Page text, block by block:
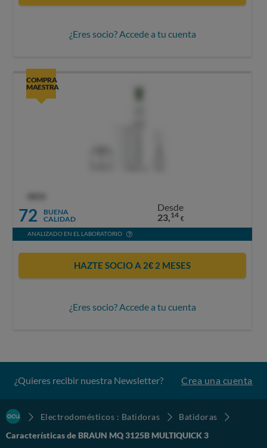
¿Eres socio? Accede a tu cuenta
COMPRA
MAESTRA
72
BUENA
CALIDAD
Desde
23,14 €
ANALIZADO EN EL LABORATORIO
HAZTE SOCIO A 2€ 2 MESES
¿Eres socio? Accede a tu cuenta
¿Quieres recibir nuestra Newsletter? Crea una cuenta
Electrodomésticos : Batidoras
Batidoras
Características de BRAUN MQ 3125B MULTIQUICK 3